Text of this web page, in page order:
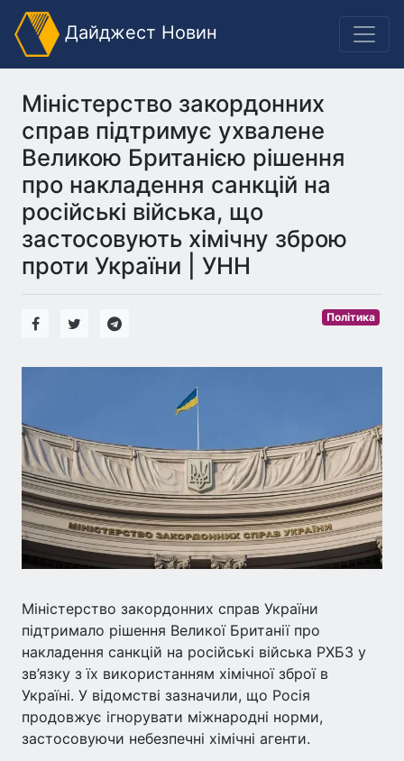
Дайджест Новин
Міністерство закордонних
справ підтримує ухвалене
Великою Британією рішення
про накладення санкцій на
російські війська, що
застосовують хімічну зброю
проти України | УНН
Політика
Міністерство закордонних справ України
підтримало рішення Великої Британії про
накладення санкцій на російські війська РХБЗ у
зв’язку з їх використанням хімічної зброї в
Україні. У відомстві зазначили, що Росія
продовжує ігнорувати міжнародні норми,
застосовуючи небезпечні хімічні агенти.